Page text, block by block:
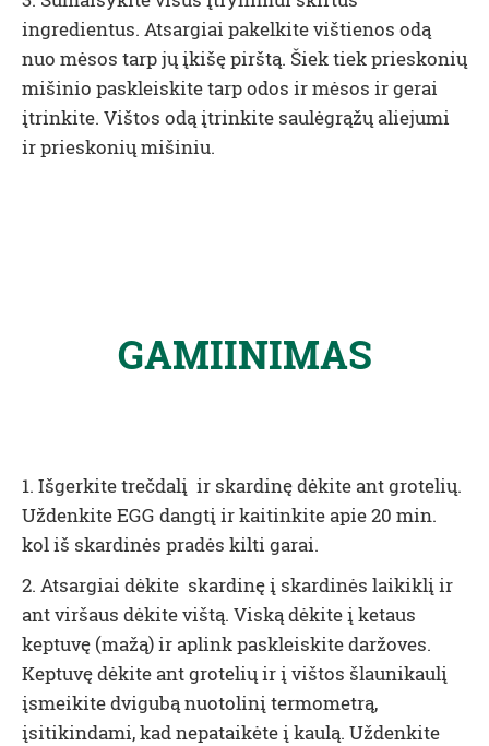
ingredientus. Atsargiai pakelkite vištienos odą
nuo mėsos tarp jų įkišę pirštą. Šiek tiek prieskonių
mišinio paskleiskite tarp odos ir mėsos ir gerai
įtrinkite. Vištos odą įtrinkite saulėgrąžų aliejumi
ir prieskonių mišiniu.
GAMIINIMAS
1. Išgerkite trečdalį ir skardinę dėkite ant grotelių.
Uždenkite EGG dangtį ir kaitinkite apie 20 min.
kol iš skardinės pradės kilti garai.
2. Atsargiai dėkite skardinę į skardinės laikiklį ir
ant viršaus dėkite vištą. Viską dėkite į ketaus
keptuvę (mažą) ir aplink paskleiskite daržoves.
Keptuvę dėkite ant grotelių ir į vištos šlaunikaulį
įsmeikite dvigubą nuotolinį termometrą,
įsitikindami, kad nepataikėte į kaulą. Uždenkite